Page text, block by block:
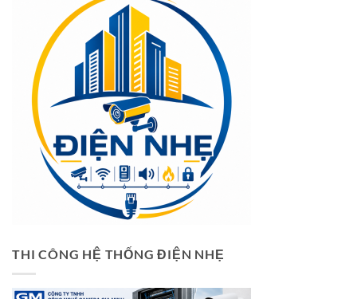
THI CÔNG HỆ THỐNG ĐIỆN NHẸ